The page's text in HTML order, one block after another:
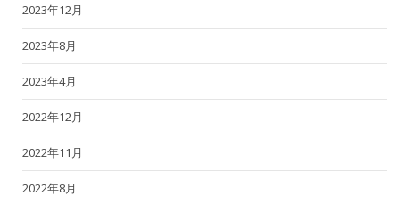
2023年12月
2023年8月
2023年4月
2022年12月
2022年11月
2022年8月